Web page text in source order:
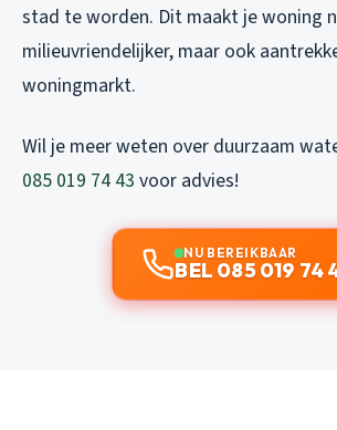
stad te worden. Dit maakt je woning
milieuvriendelijker, maar ook
woningmarkt.
Wil je meer weten over duurzaam
085 019 74 43 voor advies!
NU BEREIKBAAR
BEL 085 019 74